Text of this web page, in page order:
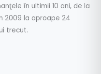
în ultimii 10 ani, de la
2009 la aproape 24
trecut.